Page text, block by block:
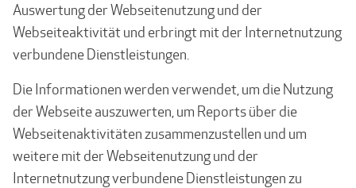
Auswertung der Webseitenutzung und der
Webseiteaktivität und erbringt mit der Internetnutzung
verbundene Dienstleistungen.
Die Informationen werden verwendet, um die Nutzung
der Webseite auszuwerten, um Reports über die
Webseitenaktivitäten zusammenzustellen und um
weitere mit der Webseitenutzung und der
Internetnutzung verbundene Dienstleistungen zu